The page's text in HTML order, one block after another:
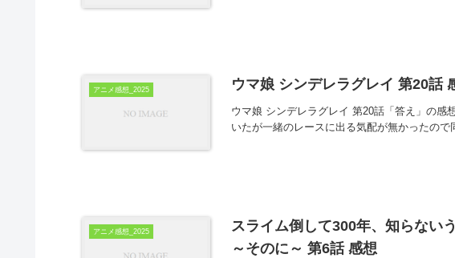
アニメ感想_2025 ウマ娘 シンデレラグレイ 第20話
ウマ娘 シンデレラグレイ 第20話「答え」の感
いたが一緒のレースに出る気配が無かったので
アニメ感想_2025
スライム倒して300年、知らない
～そのに～ 第6話 感想